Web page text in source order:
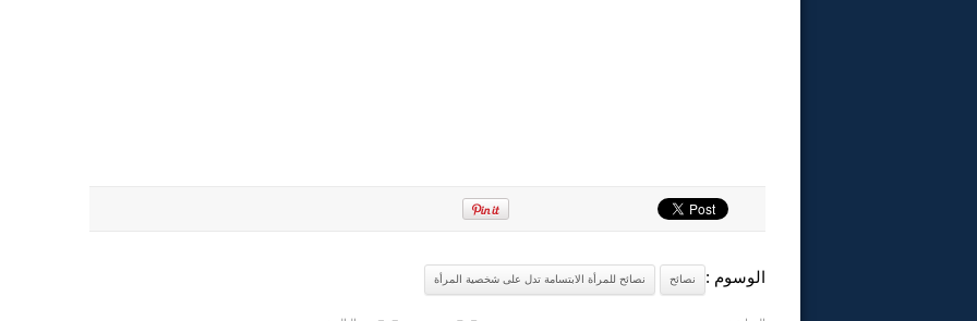
الوسوم : نصائح نصائح للمرأة الابتسامة تدل على شخصية المرأة